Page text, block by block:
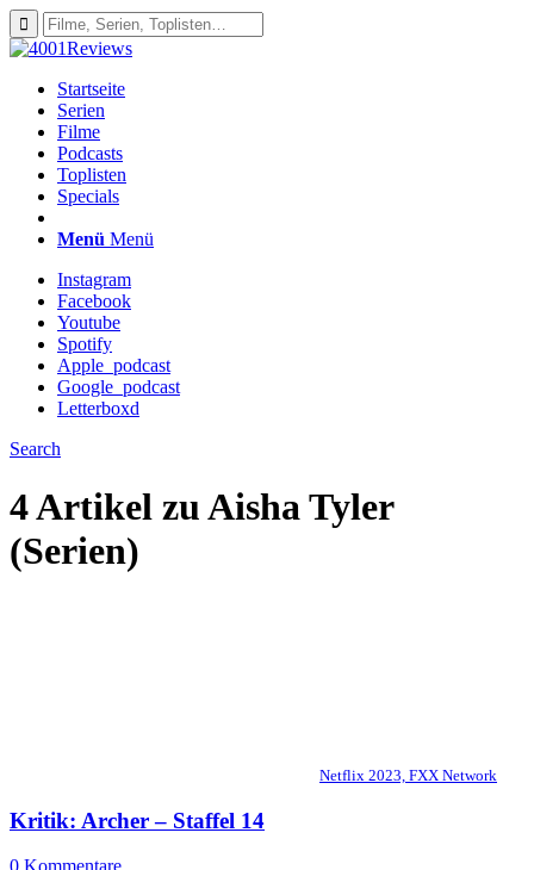
Startseite
Serien
Filme
Podcasts
Toplisten
Specials
Menü Menü
Instagram
Facebook
Youtube
Spotify
Apple_podcast
Google_podcast
Letterboxd
Search
4 Artikel zuAisha Tyler
(Serien)
Netflix 2023, FXX Network
Kritik: Archer – Staffel 14